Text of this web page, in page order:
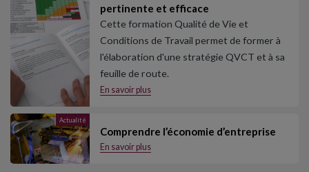
pertinente et efficace
Cette formation Qualité de Vie et
Conditions de Travail permet de former à
l'élaboration d'une stratégie QVCT et à sa
feuille de route.
En savoir plus
Actualité
Comprendre l’économie d’entreprise
En savoir plus